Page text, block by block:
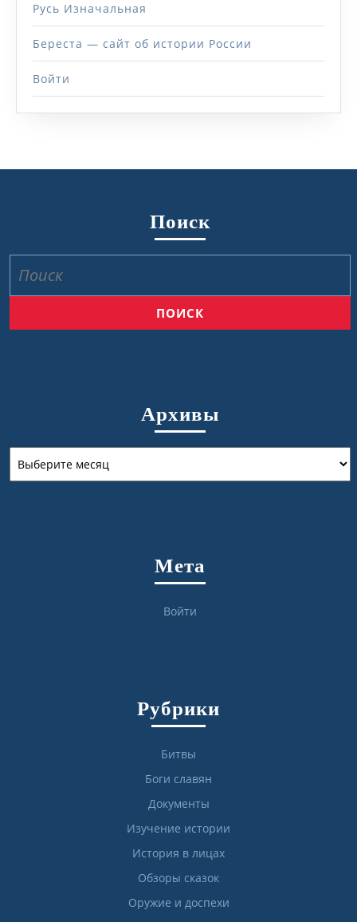
Русь Изначальная
Береста — сайт об истории России
Войти
Поиск
Архивы
Мета
Войти
Рубрики
Битвы
Боги славян
Документы
Изучение истории
История в лицах
Обзоры сказок
Оружие и доспехи